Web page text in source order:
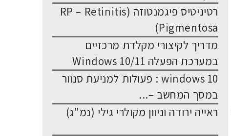
רטיניטיס פיגמנטוזה (RP – Retinitis
Pigmentosa)
מדריך לקיצורי מקלדת מרכזיים
במערכת הפעלה Windows 10/11
windows 10 : פעולות למניעת סנוור
במסך המחשב –...
ראייה ירודה וניוון מקולרי גילי (נמ"ג)